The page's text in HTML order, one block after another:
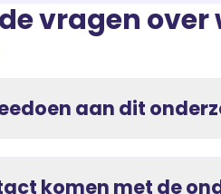
vragen
aan dit
komen met de